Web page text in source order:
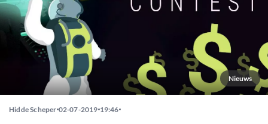
Nieuws
Hidde Scheper 02-07-2019 19:46